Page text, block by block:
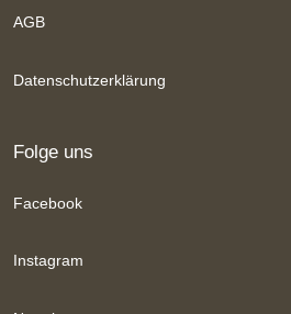
AGB
Datenschutzerklärung
Folge uns
Facebook
Instagram